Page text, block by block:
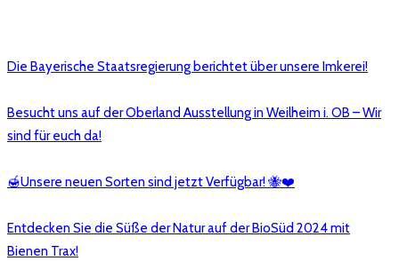
Die Bayerische Staatsregierung berichtet über unsere Imkerei!
Besucht uns auf der Oberland Ausstellung in Weilheim i. OB – Wir
sind für euch da!
🍯Unsere neuen Sorten sind jetzt Verfügbar! 🐝❤️
Entdecken Sie die Süße der Natur auf der BioSüd 2024 mit
Bienen Trax!